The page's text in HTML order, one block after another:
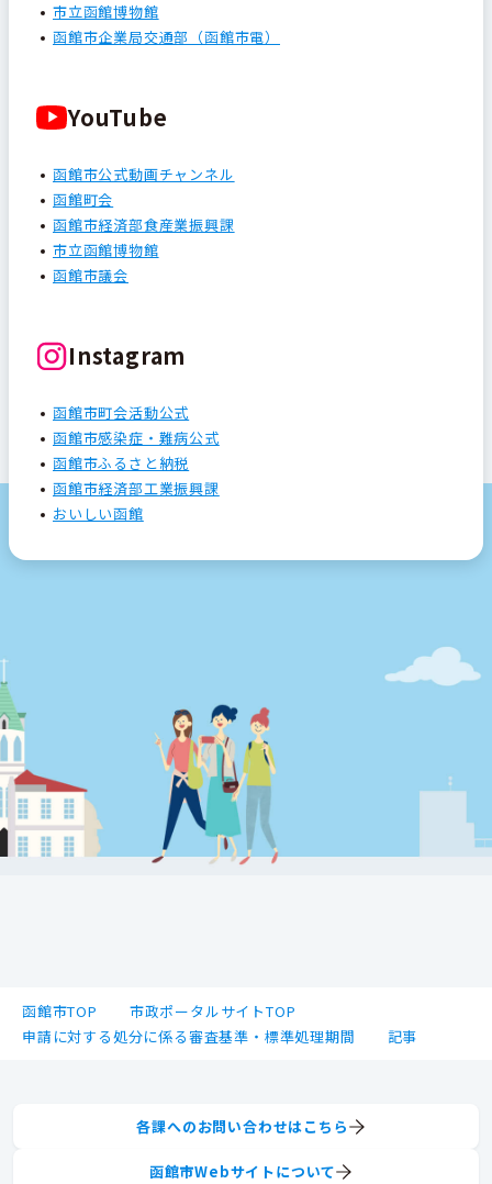
市立函館博物館
函館市企業局交通部（函館市電）
YouTube
函館市公式動画チャンネル
函館町会
函館市経済部食産業振興課
市立函館博物館
函館市議会
Instagram
函館市町会活動公式
函館市感染症・難病公式
函館市ふるさと納税
函館市経済部工業振興課
おいしい函館
函館市TOP
市政ポータルサイトTOP
申請に対する処分に係る審査基準・標準処理期間
記事
各課へのお問い合わせはこちら
函館市Webサイトについて